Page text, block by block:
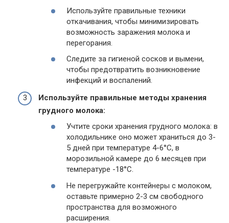
Используйте правильные техники
откачивания, чтобы минимизировать
возможность заражения молока и
перегорания.
Следите за гигиеной сосков и вымени,
чтобы предотвратить возникновение
инфекций и воспалений.
Используйте правильные методы хранения
грудного молока:
Учтите сроки хранения грудного молока: в
холодильнике оно может храниться до 3-
5 дней при температуре 4-6°C, в
морозильной камере до 6 месяцев при
температуре -18°C.
Не перегружайте контейнеры с молоком,
оставьте примерно 2-3 см свободного
пространства для возможного
расширения.